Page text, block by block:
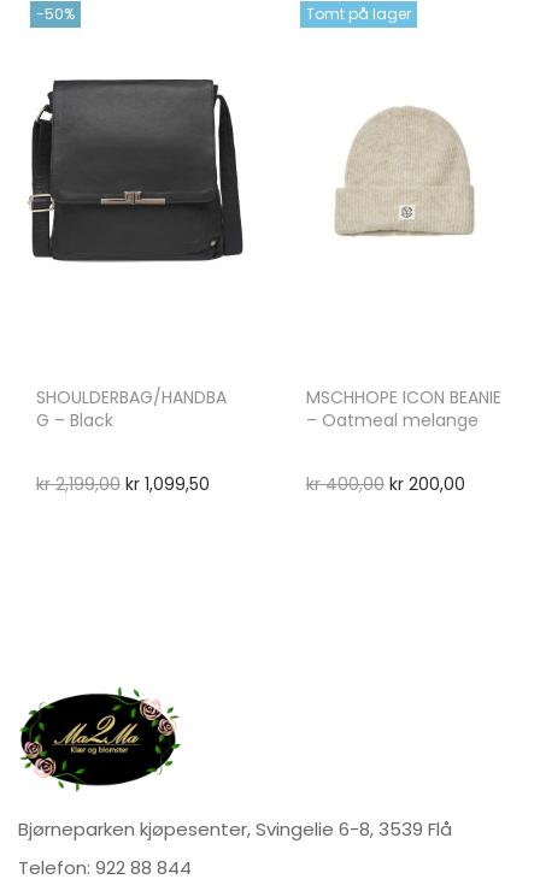
-50%
SHOULDERBAG/HANDBA
G – Black
kr2,199,00 kr 1,099,50
Tomt på lager
MSCHHOPE ICON BEANIE
– Oatmeal melange
kr400,00 kr200,00
Bjørneparken kjøpesenter, Svingelie 6-8, 3539 Flå
Telefon: 922 88 844